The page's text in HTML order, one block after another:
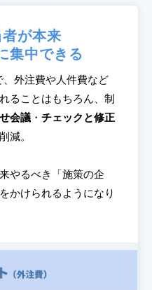
が本来
集中できる
外注費や人件費など
ることはもちろん、制
会議 ・ チェックと修正
減。
やるべき「施策の企
かけられるようになり